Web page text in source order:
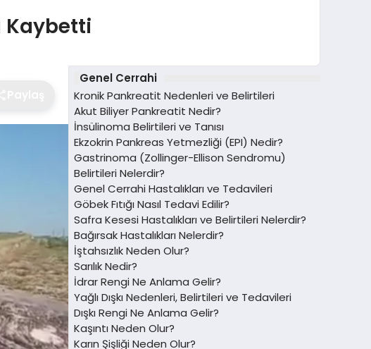
Kaybetti
Genel Cerrahi
Kronik Pankreatit Nedenleri ve Belirtileri
Akut Biliyer Pankreatit Nedir?
İnsülinoma Belirtileri ve Tanısı
Ekzokrin Pankreas Yetmezliği (EPI) Nedir?
Gastrinoma (Zollinger-Ellison Sendromu)
Belirtileri Nelerdir?
Genel Cerrahi Hastalıkları ve Tedavileri
Göbek Fıtığı Nasıl Tedavi Edilir?
Safra Kesesi Hastalıkları ve Belirtileri Nelerdir?
Bağırsak Hastalıkları Nelerdir?
İştahsızlık Neden Olur?
Sarılık Nedir?
İdrar Rengi Ne Anlama Gelir?
Yağlı Dışkı Nedenleri, Belirtileri ve Tedavileri
Dışkı Rengi Ne Anlama Gelir?
Kaşıntı Neden Olur?
Karın Şişliği Neden Olur?